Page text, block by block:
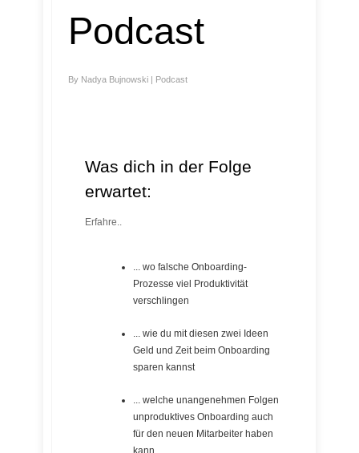
Podcast
By Nadya Bujnowski | Podcast
Was dich in der Folge
erwartet:
Erfahre..
... wo falsche Onboarding-
Prozesse viel Produktivität
verschlingen
... wie du mit diesen zwei Ideen
Geld und Zeit beim Onboarding
sparen kannst
... welche unangenehmen Folgen
unproduktives Onboarding auch
für den neuen Mitarbeiter haben
kann